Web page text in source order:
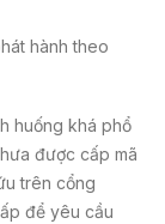
hành theo
huống khá phổ
được cấp mã
trên cổng
để yêu cầu